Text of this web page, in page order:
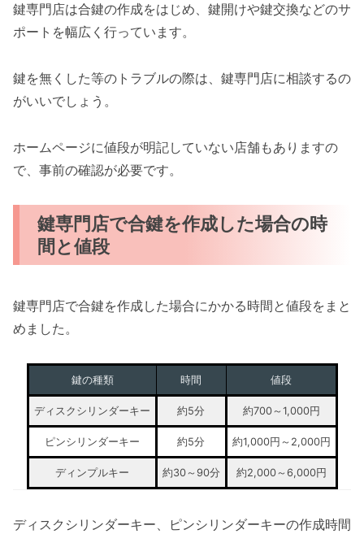
鍵専門店は合鍵の作成をはじめ、鍵開けや鍵交換などのサ
ポートを幅広く行っています。
鍵を無くした等のトラブルの際は、鍵専門店に相談するの
がいいでしょう。
ホームページに値段が明記していない店舗もありますの
で、事前の確認が必要です。
鍵専門店で合鍵を作成した場合の時
間と値段
鍵専門店で合鍵を作成した場合にかかる時間と値段をまと
めました。
鍵の種類 時間 値段
ディスクシリンダーキー 約5分 約700～1,000円
ピンシリンダーキー 約5分 約1,000円～2,000円
ディンプルキー 約30～90分 約2,000～6,000円
ディスクシリンダーキー、ピンシリンダーキーの作成時間